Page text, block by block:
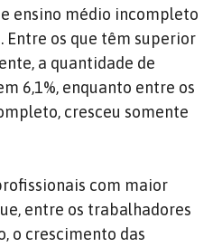
e ensino médio incompleto
Entre os que têm superior
a quantidade de
6,1%, enquanto entre os
cresceu somente
com maior
entre os trabalhadores
o crescimento das